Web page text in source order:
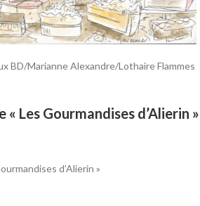
BD/Marianne Alexandre/Lothaire Flammes
Les Gourmandises d’Alierin »
d’Alierin »